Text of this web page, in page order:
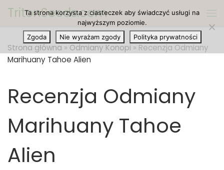
Przejdź do treści
TritonSeeds.com
Strona główna » Odmiany Konopi » Recenzja Odmiany
Marihuany Tahoe Alien
Recenzja Odmiany
Marihuany Tahoe
Alien
Ta strona korzysta z ciasteczek aby świadczyć usługi na
najwyższym poziomie.
Zgoda
Nie wyrażam zgody Polityka prywatności